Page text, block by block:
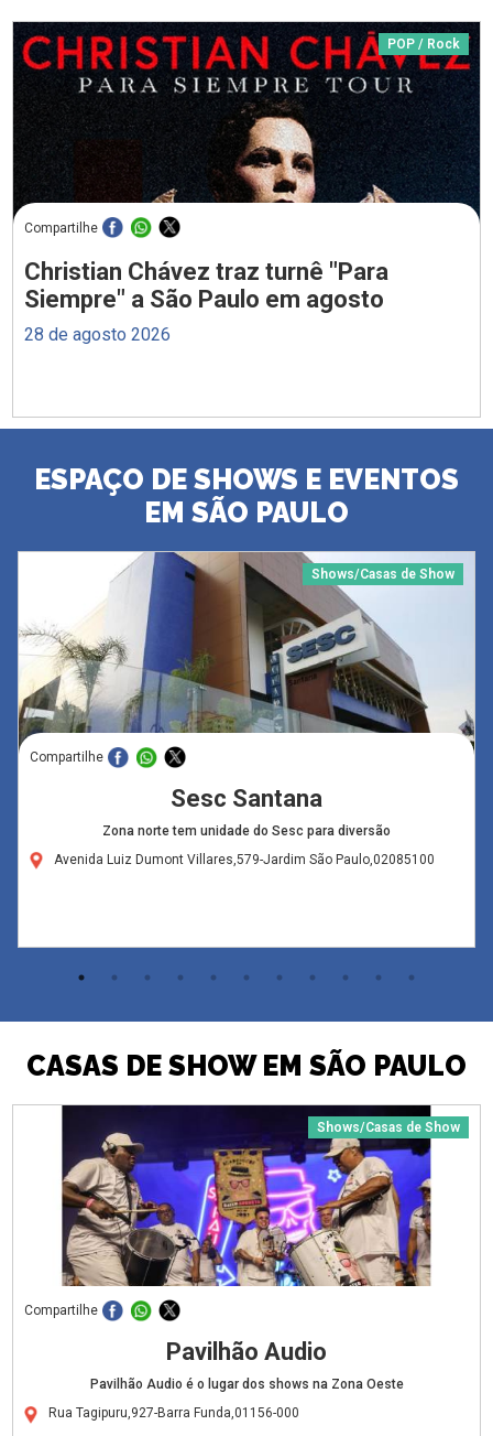
POP / Rock
Compartilhe
Christian Chávez traz turnê "Para
Siempre" a São Paulo em agosto
28 de agosto 2026
ESPAÇO DE SHOWS E EVENTOS
EM SÃO PAULO
Shows/Casas de Show
Compartilhe
Sesc Santana
Zona norte tem unidade do Sesc para diversão
Avenida Luiz Dumont Villares,579-Jardim São Paulo,02085100
CASAS DE SHOW EM SÃO PAULO
Shows/Casas de Show
Compartilhe
Pavilhão Audio
Pavilhão Audio é o lugar dos shows na Zona Oeste
Rua Tagipuru,927-Barra Funda,01156-000